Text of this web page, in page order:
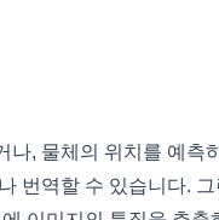
, 물체의 위치를 예측
번역할 수 있습니다.